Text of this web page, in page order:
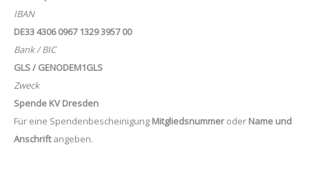
IBAN
DE33 4306 0967 1329 3957 00
Bank / BIC
GLS / GENODEM1GLS
Zweck
Spende KV Dresden
Für eine Spendenbescheinigung Mitgliedsnummeroder Name und
Anschriftangeben.